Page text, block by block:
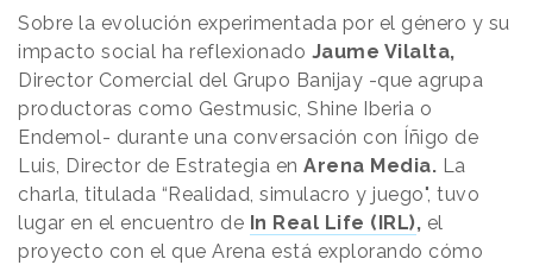
Sobre la evolución experimentada por el género y su
impacto social ha reflexionado Jaume Vilalta,
Director Comercial del Grupo Banijay -que agrupa
productoras como Gestmusic, Shine Iberia o
Endemol- durante una conversación con Íñigo de
Luis, Director de Estrategia en Arena Media. La
charla, titulada “Realidad, simulacro y juego", tuvo
lugar en el encuentro de In Real Life (IRL), el
proyecto con el que Arena está explorando cómo